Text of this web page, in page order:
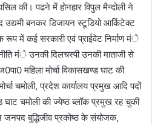
की। पढने में होनहार विपुल मैन्दोली ने
बनकर डिजायन स्टूडियो आर्किटेक्ट
रूप में कई सरकारी एवं प्राईवेट निर्माण मंे
मंे उनकी दिलचस्पी उनकी माताजी से
महिला मोर्चा विकासखण्ड घाट की
चमोली, प्रदेश कार्यालय प्रमुख आदि पदों
चमोली की ज्येष्ठ ब्लॉक प्रमुख रह चुकी
जनपद बुद्धिजीव प्रकोष्ठ के संयोजक,